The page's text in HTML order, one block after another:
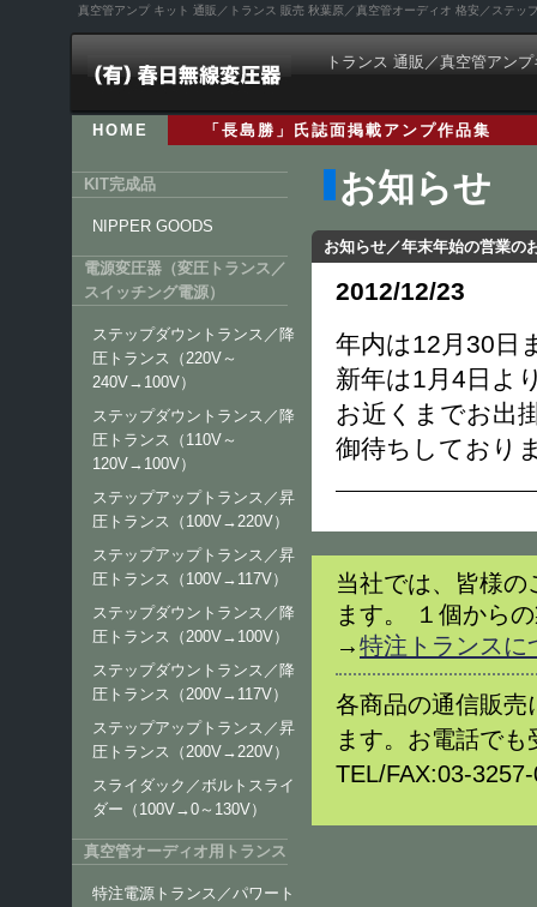
真空管アンプ キット 通販／トランス 販売 秋葉原／真空管オーディオ 格安／ステ
トランス 通販／真空管アン
HOME 「長島勝」氏誌面掲載アンプ作品集
お知らせ
お知らせ／年末年始の営業の
2012/12/23
年内は12月30日
新年は1月4日よ
お近くまでお出
御待ちしており
当社では、皆様
ます。 １個から
→特注トランスに
各商品の通信販売
ます。お電話で
TEL/FAX:03-
KIT完成品
NIPPER GOODS
電源変圧器（変圧トランス／
スイッチング電源）
ステップダウントランス／降
圧トランス（220V～
240V→100V）
ステップダウントランス／降
圧トランス（110V～
120V→100V）
ステップアップトランス／昇
圧トランス（100V→220V）
ステップアップトランス／昇
圧トランス（100V→117V）
ステップダウントランス／降
圧トランス（200V→100V）
ステップダウントランス／降
圧トランス（200V→117V）
ステップアップトランス／昇
圧トランス（200V→220V）
スライダック／ボルトスライ
ダー（100V→0～130V）
真空管オーディオ用トランス
特注電源トランス／パワート